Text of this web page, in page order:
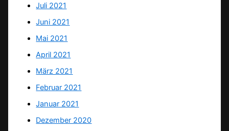
Juli 2021
Juni 2021
Mai 2021
April 2021
März 2021
Februar 2021
Januar 2021
Dezember 2020